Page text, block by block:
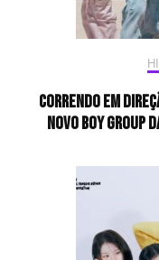
Correndo em
novo boy group